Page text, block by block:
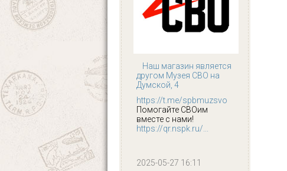
Наш магазин является
другом Музея СВО на
Думской, 4
https://t.me/spbmuzsvo
Помогайте СВОим
вместе с нами!
https://qr.nspk.ru/...
2025-05-27 16:11